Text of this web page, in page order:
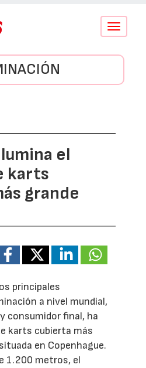
Conmutar
el
karts
grande
principales
a nivel mundial,
consumidor final, ha
karts cubierta más
en Copenhague.
1.200 metros, el